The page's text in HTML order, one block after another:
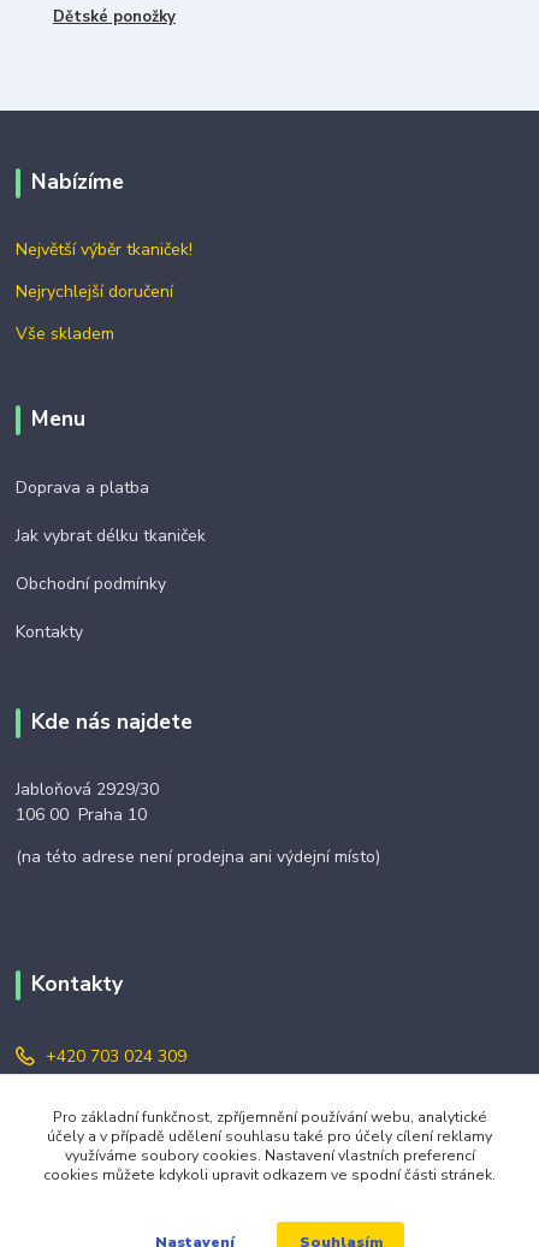
Dětské ponožky
Nabízíme
Největší výběr tkaniček!
Nejrychlejší doručení
Vše skladem
Menu
Doprava a platba
Jak vybrat délku tkaniček
Obchodní podmínky
Kontakty
Kde nás najdete
Jabloňová 2929/30
106 00 Praha 10
(na této adrese není prodejna ani výdejní místo)
Kontakty
+420 703 024 309
objednavky@zavazuj.cz
Pro základní funkčnost, zpříjemnění používání webu, analytické
účely a v případě udělení souhlasu také pro účely cílení reklamy
využíváme soubory cookies. Nastavení vlastních preferencí
cookies můžete kdykoli upravit odkazem ve spodní části stránek.
Nastavení Souhlasím